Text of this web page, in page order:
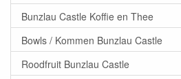
Bunzlau Castle Koffie en Thee
Bowls / Kommen Bunzlau Castle
Roodfruit Bunzlau Castle